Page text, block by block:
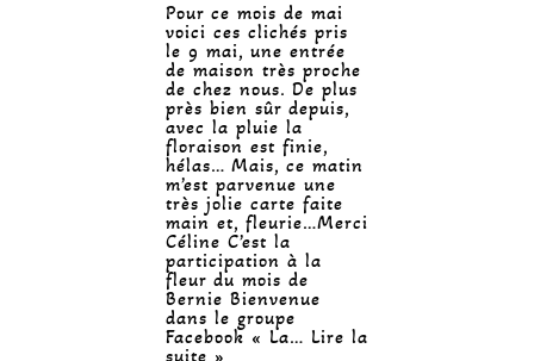
Pour ce mois de mai
voici ces clichés pris
le 9 mai, une entrée
de maison très proche
de chez nous. De plus
près bien sûr depuis,
avec la pluie la
floraison est finie,
hélas… Mais, ce matin
m’est parvenue une
très jolie carte faite
main et, fleurie…Merci
Céline C’est la
participation à la
fleur du mois de
Bernie Bienvenue
dans le groupe
Facebook « La… Lire la
suite »